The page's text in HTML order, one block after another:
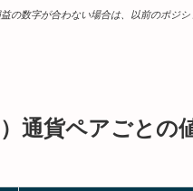
の数字が合わない場合は、以前のポジ
通貨ペアごとの